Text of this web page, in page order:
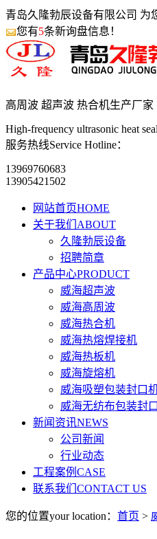
青岛久隆勃辰设备有限公司 为
您有5条新询盘信息！
高周波 超声波 热合机生产厂家
High-frequency ultrasonic heat
服务热线Service Hotline：
13969760683
13905421502
网站首页HOME
关于我们 ABOUT
久隆勃辰设备
招聘简章
产品中心PRODUCT
威海超声波
威海高周波
威海热合机
威海热熔焊接机
威海热板机
威海旋熔机
威海吸塑包装封口
威海无纺布包装封
新闻资讯NEWS
公司新闻
行业动态
工程案例 CASE
联系我们 CONTACT US
您的位置your location： 首页 >